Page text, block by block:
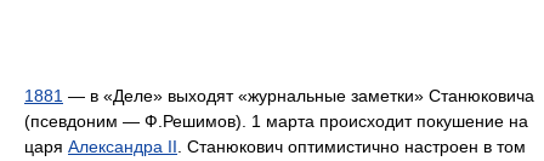
1881 — в «Деле» выходят «журнальные заметки» Станюковича
(псевдоним — Ф.Решимов). 1 марта происходит покушение на
царя Александра II. Станюкович оптимистично настроен в том